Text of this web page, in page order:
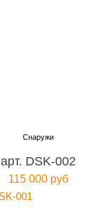
арт. DSK-002
115 000 руб